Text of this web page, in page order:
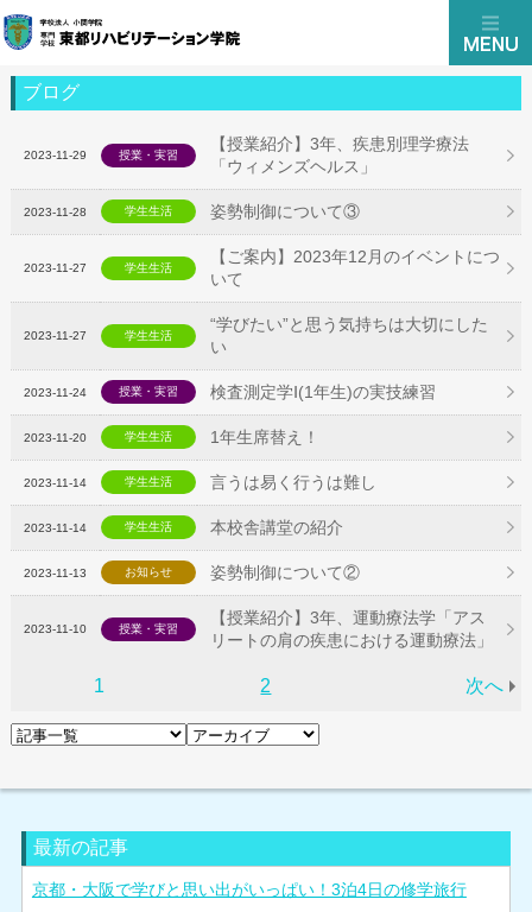
ブログ
2023-11-29 授業・実習
【授業紹介】3年、疾患別理学療法
「ウィメンズヘルス」
2023-11-28 学生生活 姿勢制御について③
2023-11-27 学生生活
【ご案内】2023年12月のイベントにつ
いて
2023-11-27 学生生活
“学びたい”と思う気持ちは大切にした
い
2023-11-24 授業・実習 検査測定学Ⅰ(1年生)の実技練習
2023-11-20 学生生活 1年生席替え！
2023-11-14 学生生活 言うは易く行うは難し
2023-11-14 学生生活 本校舎講堂の紹介
2023-11-13 お知らせ 姿勢制御について②
2023-11-10 授業・実習
【授業紹介】3年、運動療法学「アス
リートの肩の疾患における運動療法」
1 2 次へ
最新の記事
京都・大阪で学びと思い出がいっぱい！3泊4日の修学旅行